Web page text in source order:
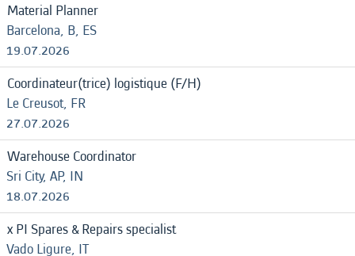
Material Planner
Barcelona, B, ES
19.07.2026
Coordinateur(trice) logistique (F/H)
Le Creusot, FR
27.07.2026
Warehouse Coordinator
Sri City, AP, IN
18.07.2026
x PI Spares & Repairs specialist
Vado Ligure, IT